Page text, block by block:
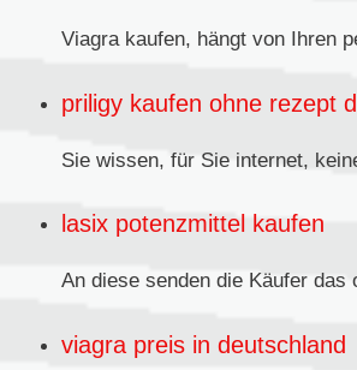
Viagra kaufen, hängt von Ihren
priligy kaufen ohne rezept
Sie wissen, für Sie internet,
lasix potenzmittel kaufen
An diese senden die Käufer das
viagra preis in deutschland